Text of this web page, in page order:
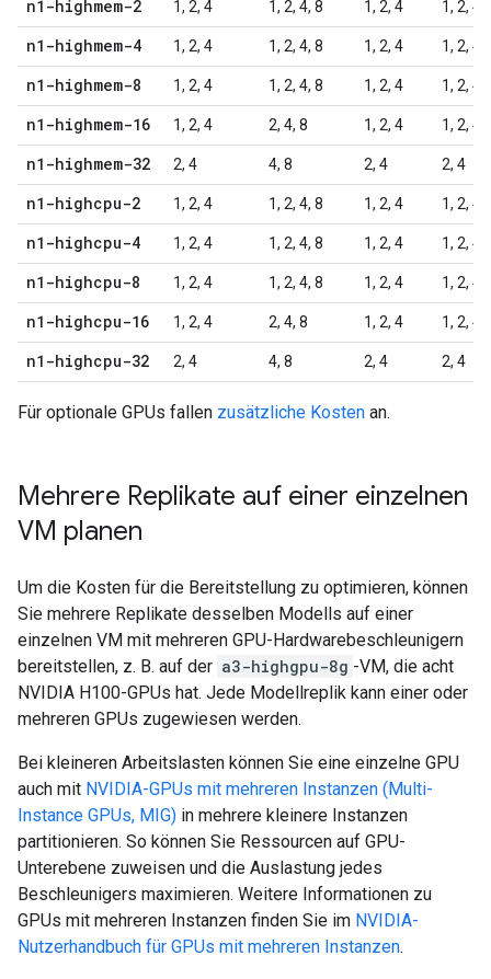
n1-highmem-2 1, 2, 4 1, 2, 4, 8 1, 2, 4 1, 2, 4
n1-highmem-4 1, 2, 4 1, 2, 4, 8 1, 2, 4 1, 2, 4
n1-highmem-8 1, 2, 4 1, 2, 4, 8 1, 2, 4 1, 2, 4
n1-highmem-16 1, 2, 4 2, 4, 8 1, 2, 4 1, 2, 4
n1-highmem-32 2, 4 4, 8 2, 4 2, 4
n1-highcpu-2 1, 2, 4 1, 2, 4, 8 1, 2, 4 1, 2, 4
n1-highcpu-4 1, 2, 4 1, 2, 4, 8 1, 2, 4 1, 2, 4
n1-highcpu-8 1, 2, 4 1, 2, 4, 8 1, 2, 4 1, 2, 4
n1-highcpu-16 1, 2, 4 2, 4, 8 1, 2, 4 1, 2, 4
n1-highcpu-32 2, 4 4, 8 2, 4 2, 4
Für optionale GPUs fallen zusätzliche Kosten an.
Mehrere Replikate auf einer einzelnen
VM planen
Um die Kosten für die Bereitstellung zu optimieren, können
Sie mehrere Replikate desselben Modells auf einer
einzelnen VM mit mehreren GPU-Hardwarebeschleunigern
bereitstellen, z. B. auf der a3-highgpu-8g -VM, die acht
NVIDIA H100-GPUs hat. Jede Modellreplik kann einer oder
mehreren GPUs zugewiesen werden.
Bei kleineren Arbeitslasten können Sie eine einzelne GPU
auch mit NVIDIA-GPUs mit mehreren Instanzen (Multi-
Instance GPUs, MIG) in mehrere kleinere Instanzen
partitionieren. So können Sie Ressourcen auf GPU-
Unterebene zuweisen und die Auslastung jedes
Beschleunigers maximieren. Weitere Informationen zu
GPUs mit mehreren Instanzen finden Sie im NVIDIA-
Nutzerhandbuch für GPUs mit mehreren Instanzen.